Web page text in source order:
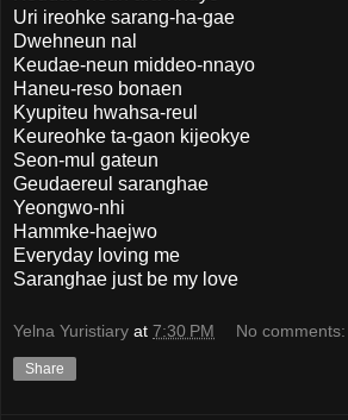
Uri ireohke sarang-ha-gae
Dwehneun nal
Keudae-neun middeo-nnayo
Haneu-reso bonaen
Kyupiteu hwahsa-reul
Keureohke ta-gaon kijeokye
Seon-mul gateun
Geudaereul saranghae
Yeongwo-nhi
Hammke-haejwo
Everyday loving me
Saranghae just be my love
Yelna Yuristiary at 7:30 PM No comments:
Share